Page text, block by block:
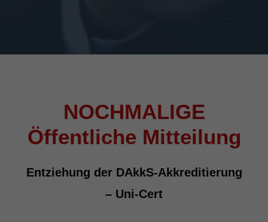
NOCHMALIGE
Öffentliche Mitteilung
Entziehung der DAkkS-Akkreditierung
– Uni-Cert